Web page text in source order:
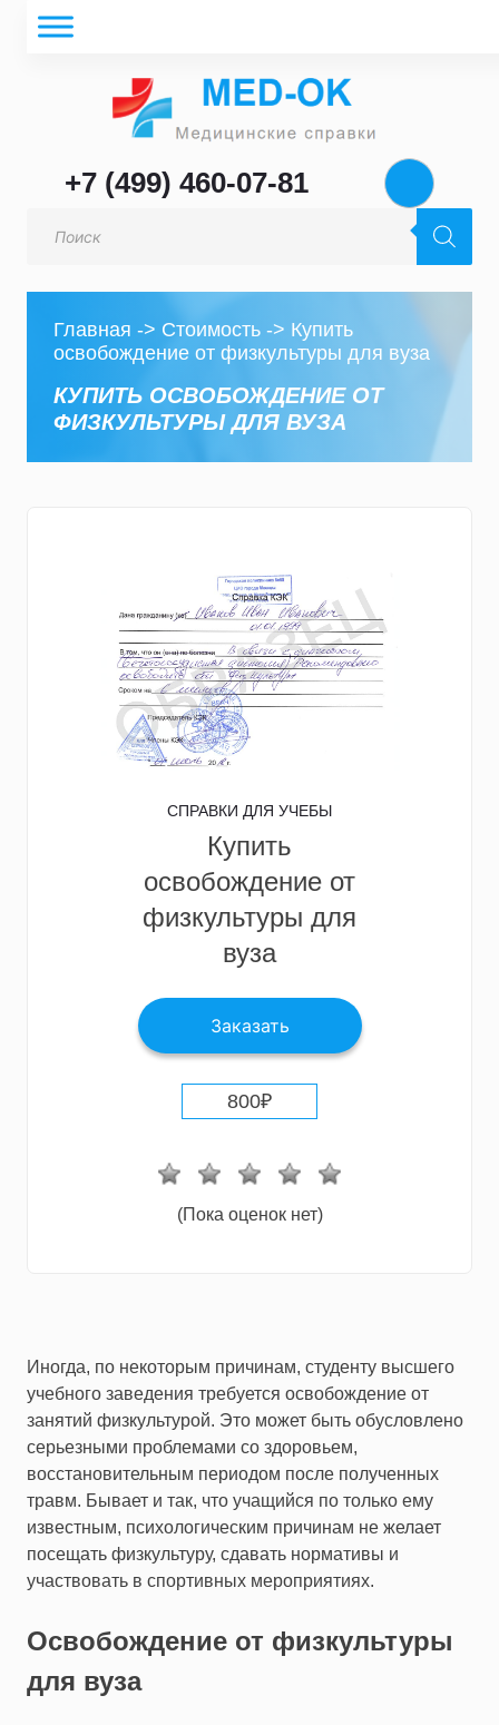
+7 (499) 460-07-81
товаров
Главная -> Стоимость -> Купить
освобождение от физкультуры для вуза
КУПИТЬ ОСВОБОЖДЕНИЕ ОТ
ФИЗКУЛЬТУРЫ ДЛЯ ВУЗА
СПРАВКИ ДЛЯ УЧЕБЫ
Купить
освобождение от
физкультуры для
вуза
Заказать
800₽
(Пока оценок нет)
Иногда, по некоторым причинам, студенту высшего
учебного заведения требуется освобождение от
занятий физкультурой. Это может быть обусловлено
серьезными проблемами со здоровьем,
восстановительным периодом после полученных
травм. Бывает и так, что учащийся по только ему
известным, психологическим причинам не желает
посещать физкультуру, сдавать нормативы и
участвовать в спортивных мероприятиях.
Освобождение от физкультуры
для вуза